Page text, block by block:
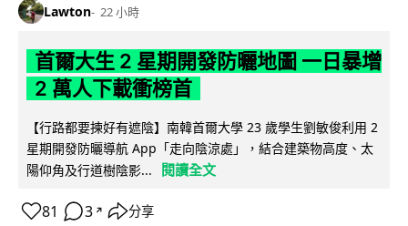
Lawton 22 小時
首爾大生 2 星期開發防曬地圖 一日暴增
2 萬人下載衝榜首
【行路都要揀好有遮陰】南韓首爾大學 23 歲學生劉敏俊利用 2
星期開發防曬導航 App「走向陰涼處」，結合建築物高度、太
陽仰角及行道樹陰影...
閱讀全文
81 3 ↗ 分享